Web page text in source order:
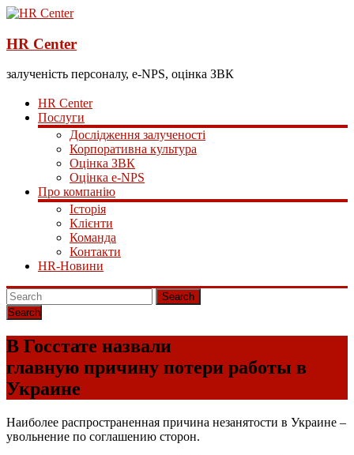
HR Center
залученість персоналу, e-NPS, оцінка ЗВК
HR Center
Послуги
Дослідження залученості
Корпоративна культура
Оцінка ЗВК
Оцінка e-NPS
Про компанію
Історія
Клієнти
Команда
Контакти
HR-Новини
Search
В Госстате назвали
главную причину потери работы в
Украине
Наиболее распространенная причина незанятости в Украине –
увольнение по соглашению сторон.